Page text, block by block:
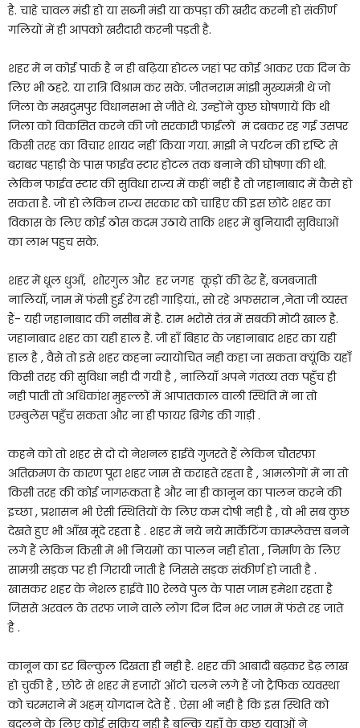
है. चाहे चावल मंडी हो या सब्जी मंडी या कपड़ा की खरीद करनी हो संकीर्ण
गलियों में ही आपको खरीदारी करनी पड़ती है.
शहर में न कोई पार्क है न ही बढ़िया होटल जहां पर कोई आकर एक दिन के
लिए भी ठहरे. या रात्रि विश्राम कर सके. जीतनराम मांझी मुख्यमंत्री थे जो
जिला के मखदुमपुर विधानसभा से जीते थे. उन्होंने कुछ घोषणायें कि थी
जिला को विकसित करने की जो सरकारी फाईलों मं दबकर रह गई उसपर
किसी तरह का विचार शायद नहीं किया गया. माझी ने पर्यटन की दृष्टि से
बराबर पहाड़ी के पास फाईव स्टार होटल तक बनाने की घोषणा की थी.
लेकिन फाईव स्टार की सुविधा राज्य में कहीं नहीं है तो जहानाबाद में कैसे हो
सकता है. जो हो लेकिन राज्य सरकार को चाहिए की इस छोटे शहर का
विकास के लिए कोई ठोस कदम उठाये ताकि शहर में बुनियादी सुविधाओं
का लाभ पहुच सके.
शहर में धूल धुआँ, शोरगुल और हर जगह कूड़ों की ढेर हैं, बजबजाती
नालियाँ, जाम में फंसी हुई रेंग रही गाड़ियां., सो रहे अफसरान ,नेता जी व्यस्त
हैं- यही जहानाबाद की नसीब में है. राम भरोसे तंत्र में सबकी मोटी खाल है.
जहानाबाद शहर का यही हाल है. जी हाँ बिहार के जहानाबाद शहर का यही
हाल है , वैसे तो इसे शहर कहना न्यायोचित नही कहा जा सकता क्यूंकि यहाँ
किसी तरह की सुविधा नही दी गयी है , नालियाँ अपने गंतव्य तक पहुँच ही
नही पाती तो अधिकांश मुहल्लों में आपातकाल वाली स्थिति में ना तो
एम्बुलेंस पहुँच सकता और ना ही फायर ब्रिगेड की गाड़ी .
कहने को तो शहर से दो दो नेशनल हाईवे गुजरते हैं लेकिन चौतरफा
अतिक्रमण के कारण पूरा शहर जाम से कराहते रहता है , आमलोगों में ना तो
किसी तरह की कोई जागरूकता है और ना ही कानून का पालन करने की
इच्छा , प्रशासन भी ऐसी स्थितियों के लिए कम दोषी नही है , वो भी सब कुछ
देखते हुए भी आँख मूंदे रहता है . शहर में नये नये मार्केटिंग काम्प्लेक्स बनने
लगे हैं लेकिन किसी में भी नियमों का पालन नही होता , निर्माण के लिए
सामग्री सड़क पर ही गिरायी जाती है जिससे सड़क संकीर्ण हो जाती है .
खासकर शहर के नेशल हाईवे 110 रेलवे पुल के पास जाम हमेशा रहता है
जिससे अरवल के तरफ जाने वाले लोग दिन दिन भर जाम में फंसे रह जाते
है .
कानून का डर बिल्कुल दिखता ही नही है. शहर की आबादी बढ़कर डेढ़ लाख
हो चुकी है , छोटे से शहर में हजारों ऑटो चलने लगे हैं जो ट्रैफिक व्यवस्था
को चरमराने में अहम् योगदान देते हैं . ऐसा भी नही है कि इस स्थिति को
बदलने के लिए कोई सक्रिय नही है बल्कि यहाँ के कुछ युवाओं ने